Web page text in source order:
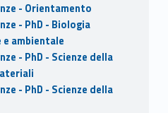
- Orientamento
- PhD - Biologia
ambientale
- PhD - Scienze della
- PhD - Scienze della